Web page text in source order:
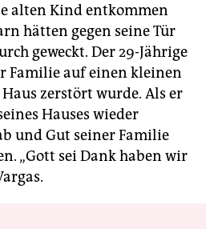
alten Kind entkommen
hätten gegen seine Tür
geweckt. Der 29-Jährige
Familie auf einen kleinen
zerstört wurde. Als er
Hauses wieder
und Gut seiner Familie
„Gott sei Dank haben wir